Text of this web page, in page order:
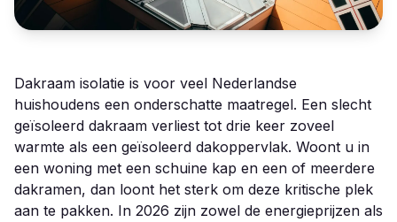
Dakraam isolatie is voor veel Nederlandse
huishoudens een onderschatte maatregel. Een slecht
geïsoleerd dakraam verliest tot drie keer zoveel
warmte als een geïsoleerd dakoppervlak. Woont u in
een woning met een schuine kap en een of meerdere
dakramen, dan loont het sterk om deze kritische plek
aan te pakken. In 2026 zijn zowel de energieprijzen als